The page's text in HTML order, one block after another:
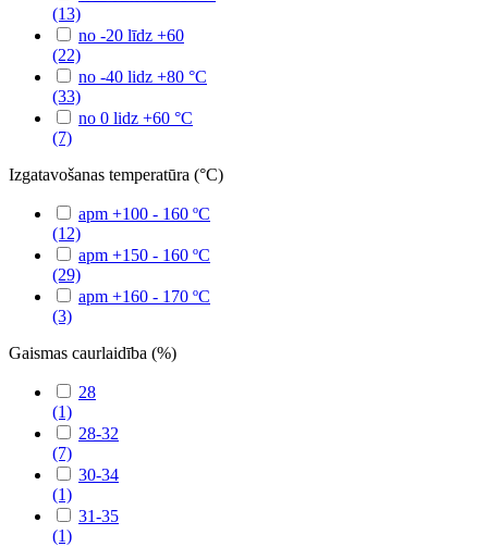
(13)
no -20 līdz +60
(22)
no -40 lidz +80 °C
(33)
no 0 lidz +60 °C
(7)
Izgatavošanas temperatūra (°C)
apm +100 - 160 ºC
(12)
apm +150 - 160 ºC
(29)
apm +160 - 170 ºC
(3)
Gaismas caurlaidība (%)
28
(1)
28-32
(7)
30-34
(1)
31-35
(1)